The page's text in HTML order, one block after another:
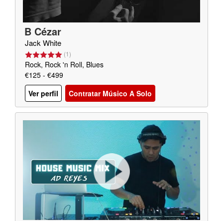
B Cézar
Jack White
(1)
Rock, Rock 'n Roll, Blues
€125 - €499
Ver perfil
Contratar Músico A Solo